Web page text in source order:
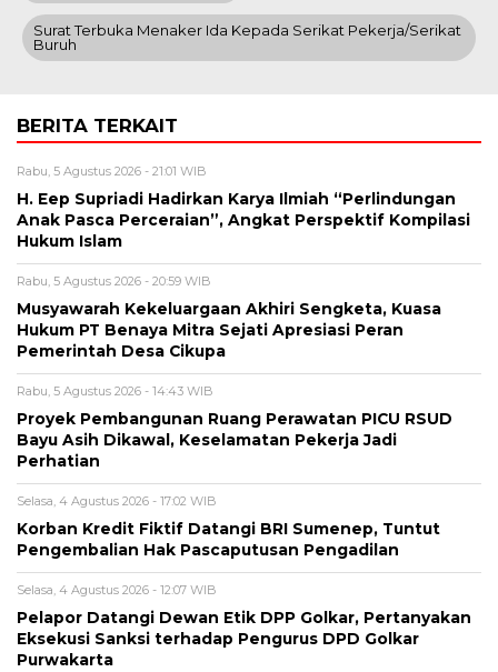
Surat Terbuka Menaker Ida Kepada Serikat Pekerja/Serikat
Buruh
BERITA TERKAIT
Rabu, 5 Agustus 2026 - 21:01 WIB
H. Eep Supriadi Hadirkan Karya Ilmiah “Perlindungan
Anak Pasca Perceraian”, Angkat Perspektif Kompilasi
Hukum Islam
Rabu, 5 Agustus 2026 - 20:59 WIB
Musyawarah Kekeluargaan Akhiri Sengketa, Kuasa
Hukum PT Benaya Mitra Sejati Apresiasi Peran
Pemerintah Desa Cikupa
Rabu, 5 Agustus 2026 - 14:43 WIB
Proyek Pembangunan Ruang Perawatan PICU RSUD
Bayu Asih Dikawal, Keselamatan Pekerja Jadi
Perhatian
Selasa, 4 Agustus 2026 - 17:02 WIB
Korban Kredit Fiktif Datangi BRI Sumenep, Tuntut
Pengembalian Hak Pascaputusan Pengadilan
Selasa, 4 Agustus 2026 - 12:07 WIB
Pelapor Datangi Dewan Etik DPP Golkar, Pertanyakan
Eksekusi Sanksi terhadap Pengurus DPD Golkar
Purwakarta